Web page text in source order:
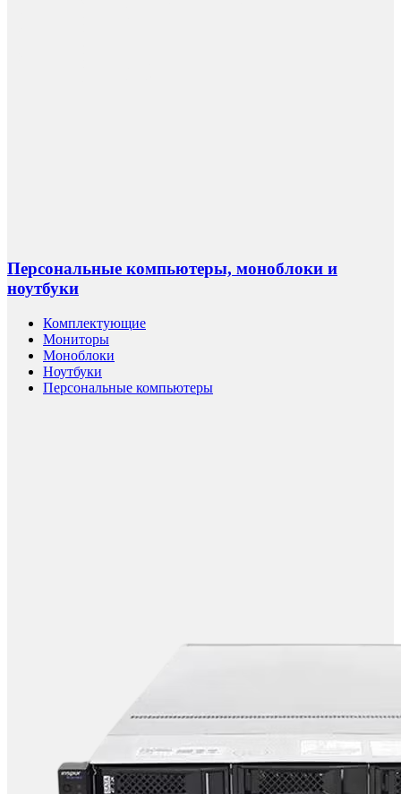
Персональные компьютеры, моноблоки и
ноутбуки
Комплектующие
Мониторы
Моноблоки
Ноутбуки
Персональные компьютеры